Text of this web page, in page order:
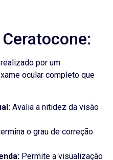
por um
ocular completo que
Avalia a nitidez da visão
o grau de correção
Permite a visualização